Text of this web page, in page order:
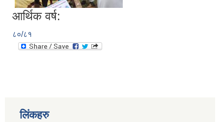
आर्थिक वर्ष:
८०/८१
लिंकहरु